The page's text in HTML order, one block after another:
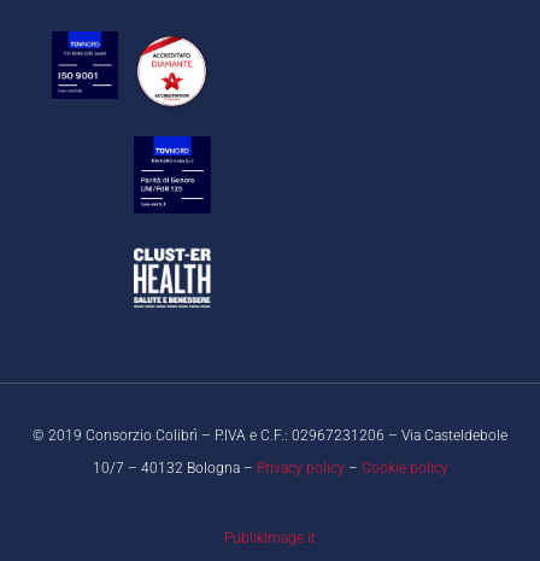
© 2019 Consorzio Colibrì – P.IVA e C.F.: 02967231206 – Via Casteldebole
10/7 – 40132 Bologna – Privacy policy– Cookie policy
PublikImage.it